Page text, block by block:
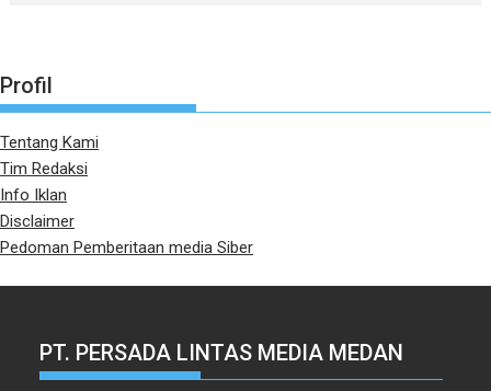
Profil
Tentang Kami
Tim Redaksi
Info Iklan
Disclaimer
Pedoman Pemberitaan media Siber
PT. PERSADA LINTAS MEDIA MEDAN